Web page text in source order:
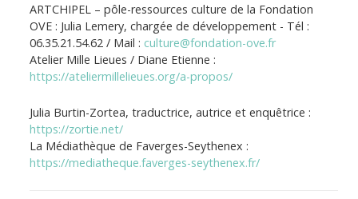
ARTCHIPEL – pôle-ressources culture de la Fondation
OVE : Julia Lemery, chargée de développement - Tél :
06.35.21.54.62 / Mail : culture@fondation-ove.fr
Atelier Mille Lieues / Diane Etienne :
https://ateliermillelieues.org/a-propos/
Julia Burtin-Zortea, traductrice, autrice et enquêtrice :
https://zortie.net/
La Médiathèque de Faverges-Seythenex :
https://mediatheque.faverges-seythenex.fr/